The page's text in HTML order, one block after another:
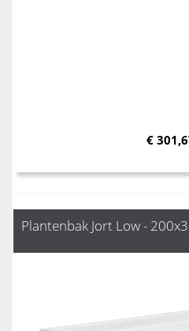
€
Plantenbak Jort Low -